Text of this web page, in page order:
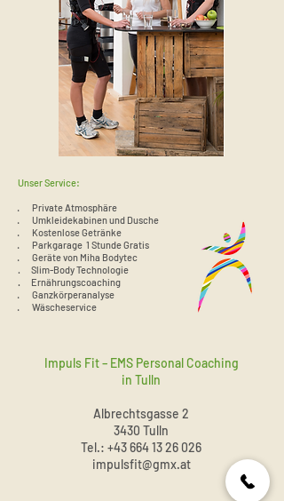
Unser Service:
· Private Atmosphäre
· Umkleidekabinen und Dusche
· Kostenlose Getränke
· Parkgarage 1 Stunde Gratis
· Geräte von Miha Bodytec
. Slim-Body Technologie
. Ernährungscoaching
· Ganzkörperanalyse
· Wäscheservice
Impuls Fit – EMS Personal Coaching
in Tulln
Albrechtsgasse 2
3430 Tulln
Tel.: +43 664 13 26 026
impulsfit@gmx.at